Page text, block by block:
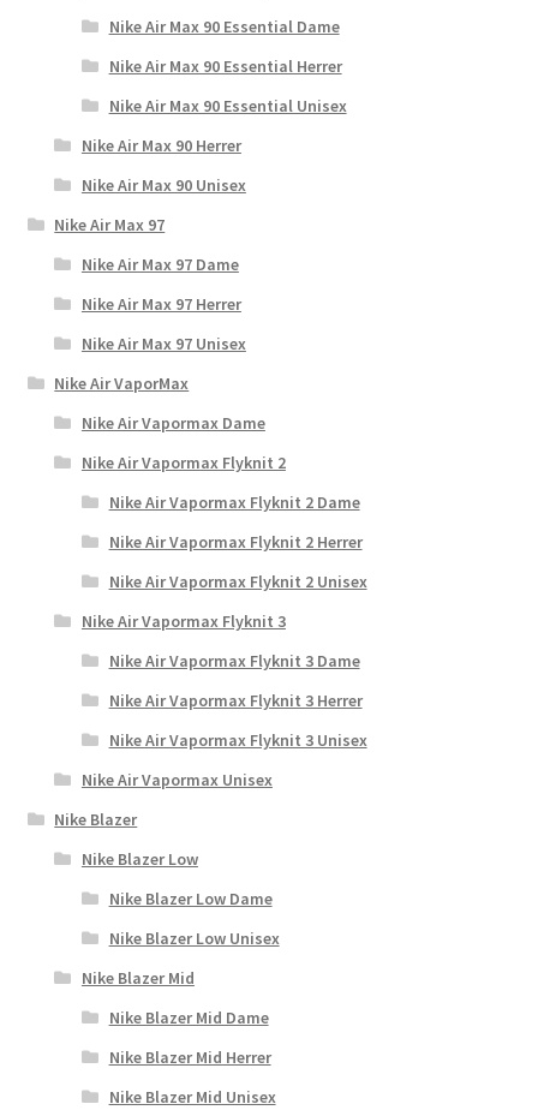
Nike Air Max 90 Essential Dame
Nike Air Max 90 Essential Herrer
Nike Air Max 90 Essential Unisex
Nike Air Max 90 Herrer
Nike Air Max 90 Unisex
Nike Air Max 97
Nike Air Max 97 Dame
Nike Air Max 97 Herrer
Nike Air Max 97 Unisex
Nike Air VaporMax
Nike Air Vapormax Dame
Nike Air Vapormax Flyknit 2
Nike Air Vapormax Flyknit 2 Dame
Nike Air Vapormax Flyknit 2 Herrer
Nike Air Vapormax Flyknit 2 Unisex
Nike Air Vapormax Flyknit 3
Nike Air Vapormax Flyknit 3 Dame
Nike Air Vapormax Flyknit 3 Herrer
Nike Air Vapormax Flyknit 3 Unisex
Nike Air Vapormax Unisex
Nike Blazer
Nike Blazer Low
Nike Blazer Low Dame
Nike Blazer Low Unisex
Nike Blazer Mid
Nike Blazer Mid Dame
Nike Blazer Mid Herrer
Nike Blazer Mid Unisex